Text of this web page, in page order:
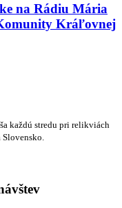
na Rádiu Mária
Kráľovnej
každú stredu pri relikviách
Slovensko.